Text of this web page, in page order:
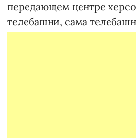
передающем центре
телебашни, сама